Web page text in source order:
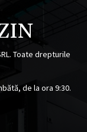
Toate drepturile
de la ora 9:30.